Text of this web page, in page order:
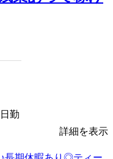
勤
詳細を表示